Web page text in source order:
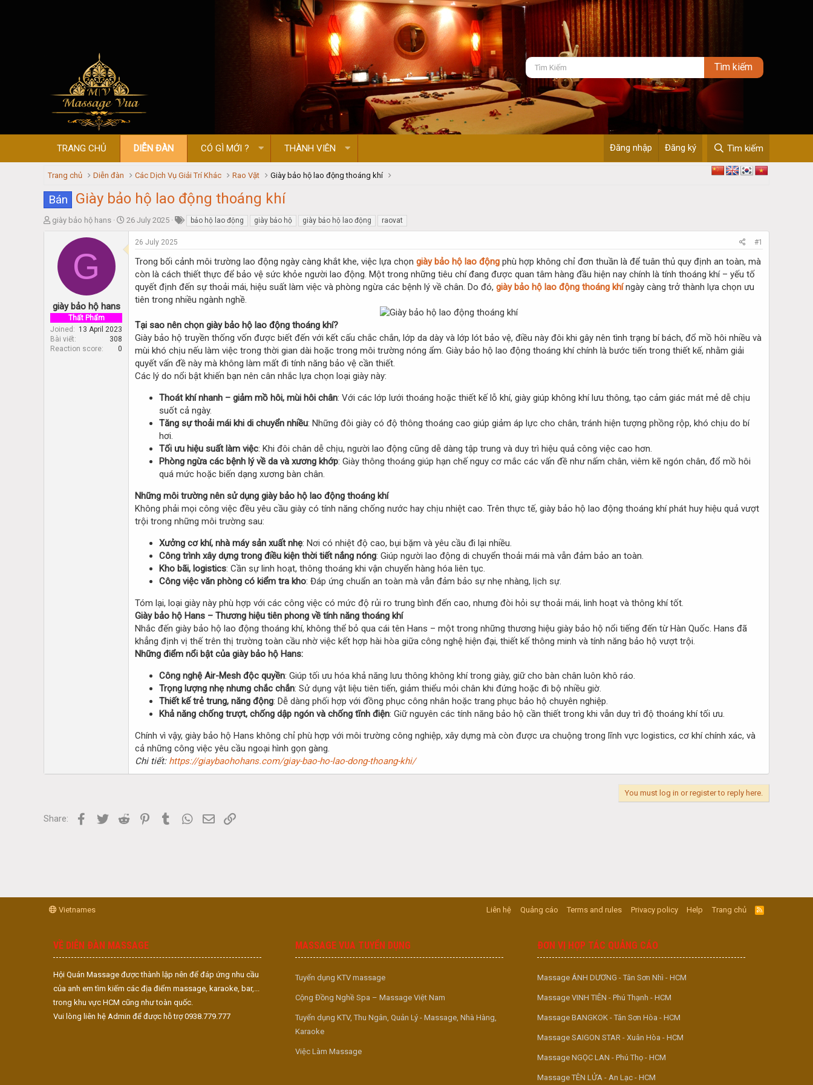
TRANG CHỦ DIỄN ĐÀN CÓ GÌ MỚI ? THÀNH VIÊN Đăng nhập Đăng ký Tìm kiếm
Trang chủ Diễn đàn Các Dịch Vụ Giải Trí Khác Rao Vặt Giày bảo hộ lao động thoáng khí
Bán Giày bảo hộ lao động thoáng khí
T
a
t
e
r
giày bảo hộ hans
S
r
26 July 2025 bảo hộ lao động giày bảo hộ giày bảo hộ lao động raovat
G
giày bảo hộ hans
Thất Phẩm
Joined
13 April 2023
Bài viết
308
Reaction score
0
26 July 2025 #1
Trong bối cảnh môi trường lao động ngày càng khắt khe, việc lựa chọn giày bảo hộ lao động phù hợp không chỉ đơn thuần là để tuân thủ quy định an toàn, mà
còn là cách thiết thực để bảo vệ sức khỏe người lao động. Một trong những tiêu chí đang được quan tâm hàng đầu hiện nay chính là tính thoáng khí – yếu tố
quyết định đến sự thoải mái, hiệu suất làm việc và phòng ngừa các bệnh lý về chân. Do đó, giày bảo hộ lao động thoáng khíngày càng trở thành lựa chọn ưu
tiên trong nhiều ngành nghề.
Tại sao nên chọn giày bảo hộ lao động thoáng khí?
Giày bảo hộ truyền thống vốn được biết đến với kết cấu chắc chắn, lớp da dày và lớp lót bảo vệ, điều này đôi khi gây nên tình trạng bí bách, đổ mồ hôi nhiều và
mùi khó chịu nếu làm việc trong thời gian dài hoặc trong môi trường nóng ẩm. Giày bảo hộ lao động thoáng khí chính là bước tiến trong thiết kế, nhằm giải
quyết vấn đề này mà không làm mất đi tính năng bảo vệ cần thiết.
Các lý do nổi bật khiến bạn nên cân nhắc lựa chọn loại giày này:
Thoát khí nhanh – giảm mồ hôi, mùi hôi chân: Với các lớp lưới thoáng hoặc thiết kế lỗ khí, giày giúp không khí lưu thông, tạo cảm giác mát mẻ dễ chịu
suốt cả ngày.
Tăng sự thoải mái khi di chuyển nhiều: Những đôi giày có độ thông thoáng cao giúp giảm áp lực cho chân, tránh hiện tượng phồng rộp, khó chịu do bí
hơi.
Tối ưu hiệu suất làm việc: Khi đôi chân dễ chịu, người lao động cũng dễ dàng tập trung và duy trì hiệu quả công việc cao hơn.
Phòng ngừa các bệnh lý về da và xương khớp: Giày thông thoáng giúp hạn chế nguy cơ mắc các vấn đề như nấm chân, viêm kẽ ngón chân, đổ mồ hôi
quá mức hoặc biến dạng xương bàn chân.
Những môi trường nên sử dụng giày bảo hộ lao động thoáng khí
Không phải mọi công việc đều yêu cầu giày có tính năng chống nước hay chịu nhiệt cao. Trên thực tế, giày bảo hộ lao động thoáng khí phát huy hiệu quả vượt
trội trong những môi trường sau:
Xưởng cơ khí, nhà máy sản xuất nhẹ: Nơi có nhiệt độ cao, bụi bặm và yêu cầu đi lại nhiều.
Công trình xây dựng trong điều kiện thời tiết nắng nóng: Giúp người lao động di chuyển thoải mái mà vẫn đảm bảo an toàn.
Kho bãi, logistics: Cần sự linh hoạt, thông thoáng khi vận chuyển hàng hóa liên tục.
Công việc văn phòng có kiểm tra kho: Đáp ứng chuẩn an toàn mà vẫn đảm bảo sự nhẹ nhàng, lịch sự.
Tóm lại, loại giày này phù hợp với các công việc có mức độ rủi ro trung bình đến cao, nhưng đòi hỏi sự thoải mái, linh hoạt và thông khí tốt.
Giày bảo hộ Hans – Thương hiệu tiên phong về tính năng thoáng khí
Nhắc đến giày bảo hộ lao động thoáng khí, không thể bỏ qua cái tên Hans – một trong những thương hiệu giày bảo hộ nổi tiếng đến từ Hàn Quốc. Hans đã
khẳng định vị thế trên thị trường toàn cầu nhờ việc kết hợp hài hòa giữa công nghệ hiện đại, thiết kế thông minh và tính năng bảo hộ vượt trội.
Những điểm nổi bật của giày bảo hộ Hans:
Công nghệ Air-Mesh độc quyền: Giúp tối ưu hóa khả năng lưu thông không khí trong giày, giữ cho bàn chân luôn khô ráo.
Trọng lượng nhẹ nhưng chắc chắn: Sử dụng vật liệu tiên tiến, giảm thiểu mỏi chân khi đứng hoặc đi bộ nhiều giờ.
Thiết kế trẻ trung, năng động: Dễ dàng phối hợp với đồng phục công nhân hoặc trang phục bảo hộ chuyên nghiệp.
Khả năng chống trượt, chống dập ngón và chống tĩnh điện: Giữ nguyên các tính năng bảo hộ cần thiết trong khi vẫn duy trì độ thoáng khí tối ưu.
Chính vì vậy, giày bảo hộ Hans không chỉ phù hợp với môi trường công nghiệp, xây dựng mà còn được ưa chuộng trong lĩnh vực logistics, cơ khí chính xác, và
cả những công việc yêu cầu ngoại hình gọn gàng.
Chi tiết: https://giaybaohohans.com/giay-bao-ho-lao-dong-thoang-khi/
You must log in or register to reply here.
Share: Facebook
Twitter Reddit PinterestTumblr WhatsApp
Email
Vietnames Liên hệ Quảng cáo Terms and rules Privacy policy Help Trang chủ
R
S
VỀ DIỄN ĐÀN MASSAGE
Hội Quán Massage được thành lập nên để đáp ứng nhu cầu
của anh em tìm kiếm các địa điểm massage, karaoke, bar,...
trong khu vực HCM cũng như toàn quốc.
Vui lòng liên hệ Admin để được hỗ trợ 0938.779.777
MASSAGE VUA TUYỂN DỤNG
Tuyển dụng KTV massage
Cộng Đồng Nghề Spa – Massage Việt Nam
Tuyển dụng KTV, Thu Ngân, Quản Lý - Massage, Nhà Hàng,
Karaoke
Việc Làm Massage
ĐƠN VỊ HỢP TÁC QUẢNG CÁO
Massage ÁNH DƯƠNG - Tân Sơn Nhì - HCM
Massage VINH TIÊN - Phú Thạnh - HCM
Massage BANGKOK - Tân Sơn Hòa - HCM
Massage SAIGON STAR - Xuân Hòa - HCM
Massage NGỌC LAN - Phú Thọ - HCM
Massage TÊN LỬA - An Lạc - HCM